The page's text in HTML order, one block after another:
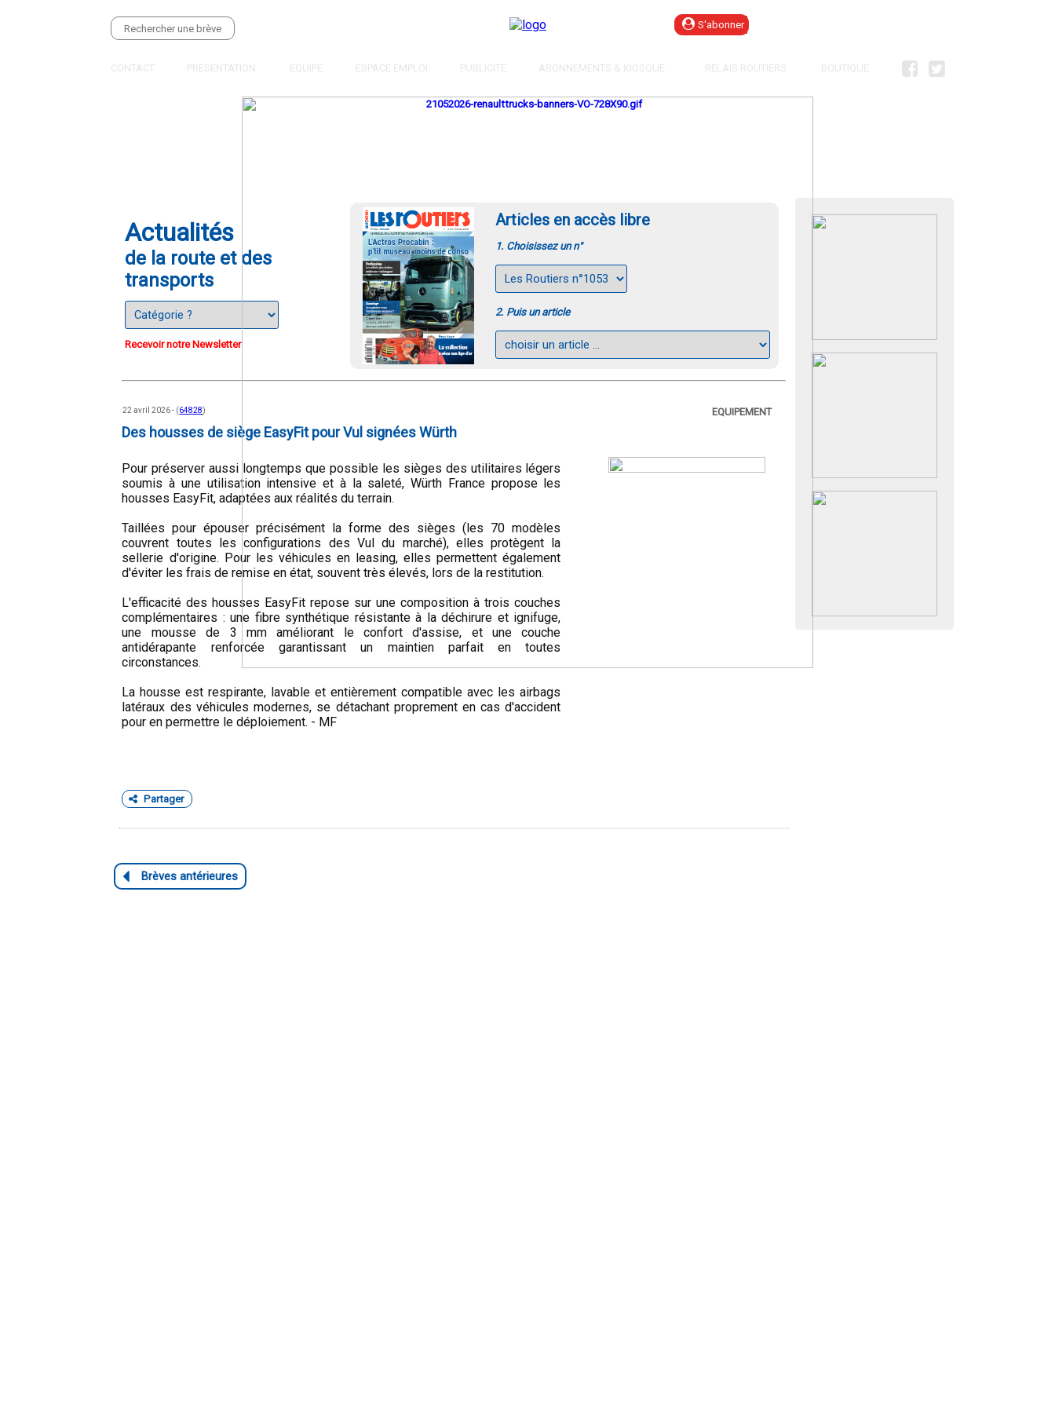
CONTACT PRESENTATION EQUIPE ESPACE EMPLOI PUBLICITE ABONNEMENTS & KIOSQUE RELAIS ROUTIERS BOUTIQUE
Actualités
de la route et des
transports
Recevoir notre Newsletter
Articles en accès libre
1. Choisissez un n°
2. Puis un article
22 avril 2026 - (64828) EQUIPEMENT
Des housses de siège EasyFit pour Vul signées Würth
Pour préserver aussi longtemps que possible les sièges des utilitaires légers
soumis à une utilisation intensive et à la saleté, Würth France propose les
housses EasyFit, adaptées aux réalités du terrain.
Taillées pour épouser précisément la forme des sièges (les 70 modèles
couvrent toutes les configurations des Vul du marché), elles protègent la
sellerie d'origine. Pour les véhicules en leasing, elles permettent également
d'éviter les frais de remise en état, souvent très élevés, lors de la restitution.
L'efficacité des housses EasyFit repose sur une composition à trois couches
complémentaires : une fibre synthétique résistante à la déchirure et ignifuge,
une mousse de 3 mm améliorant le confort d'assise, et une couche
antidérapante renforcée garantissant un maintien parfait en toutes
circonstances.
La housse est respirante, lavable et entièrement compatible avec les airbags
latéraux des véhicules modernes, se détachant proprement en cas d'accident
pour en permettre le déploiement. - MF
Partager